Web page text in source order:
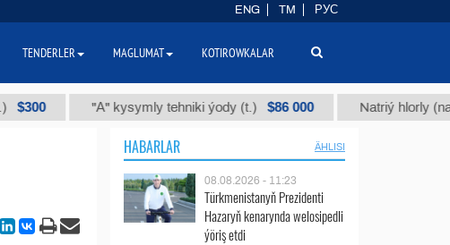
"А" kysymly tehniki ýody (t.) $86 000 Natriý hlorly (nahar
HABARLAR ÄHLISI
08.08.2026 - 11:23
Türkmenistanyň Prezidenti
Hazaryň kenarynda welosipedli
ýöriş etdi
ENG TM РУС
TENDERLER MAGLUMAT KOTIROWKALAR